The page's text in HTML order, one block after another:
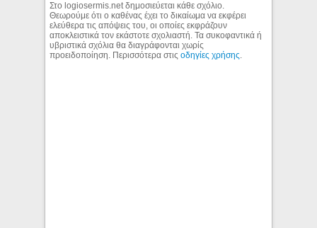
Στο logiosermis.net δημοσιεύεται κάθε σχόλιο.
Θεωρούμε ότι ο καθένας έχει το δικαίωμα να εκφέρει
ελεύθερα τις απόψεις του, οι οποίες εκφράζουν
αποκλειστικά τον εκάστοτε σχολιαστή. Τα συκοφαντικά ή
υβριστικά σχόλια θα διαγράφονται χωρίς
προειδοποίηση. Περισσότερα στιςοδηγίες χρήσης.